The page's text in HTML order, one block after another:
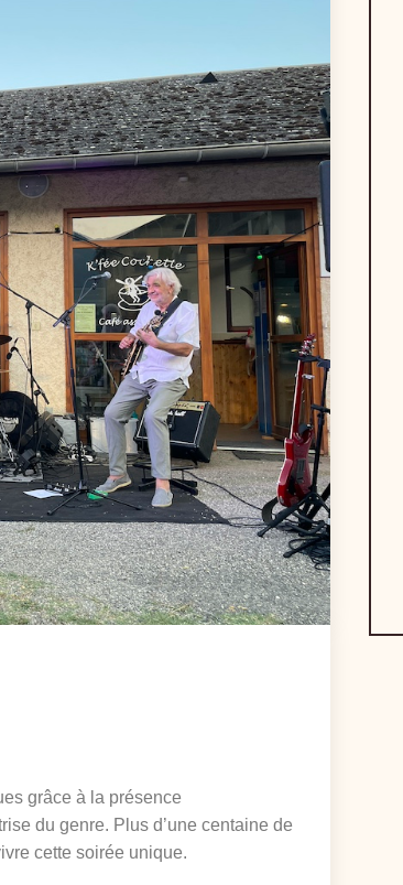
grâce à la présence
du genre. Plus d’une centaine de
cette soirée unique.